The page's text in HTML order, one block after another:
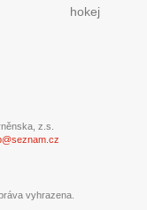
hokej
z.s.
vyhrazena.